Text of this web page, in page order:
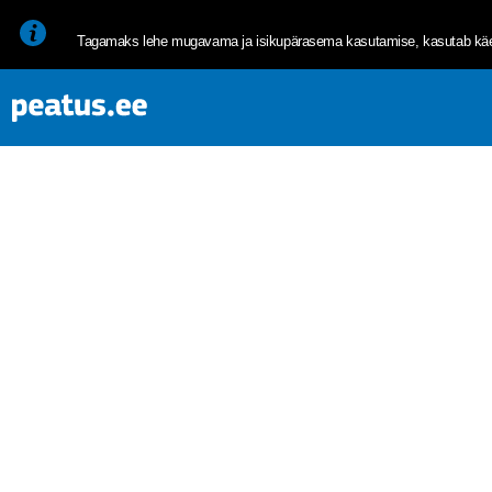
<p><span style="font-size: 10pt; line-height: 107%; font-family:
Tagamaks lehe mugavama ja isikupärasema kasutamise, kasutab